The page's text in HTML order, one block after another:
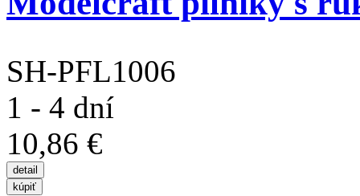
SH-PFL1006
1 - 4 dní
10,86 €